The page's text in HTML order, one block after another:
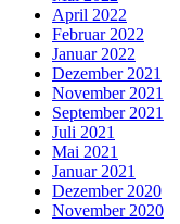
April 2022
Februar 2022
Januar 2022
Dezember 2021
November 2021
September 2021
Juli 2021
Mai 2021
Januar 2021
Dezember 2020
November 2020